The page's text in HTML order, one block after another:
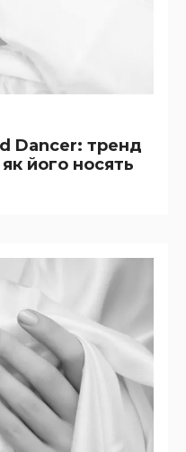
Dancer: тренд
його носять